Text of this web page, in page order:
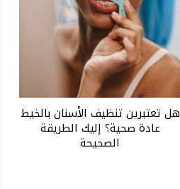
هل تعتبرين تنظيف الأسنان بالخيط
عادة صحية؟ إليك الطريقة
الصحيحة